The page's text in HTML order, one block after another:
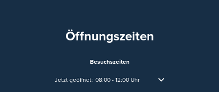
Öffnungszeiten
Besuchszeiten
Klicken, um weitere Öffnungs- oder Schließzeiten
Jetzt geöffnet: 08:00 - 12:00 Uhr Von 08:00 bis 12:00 Uhr